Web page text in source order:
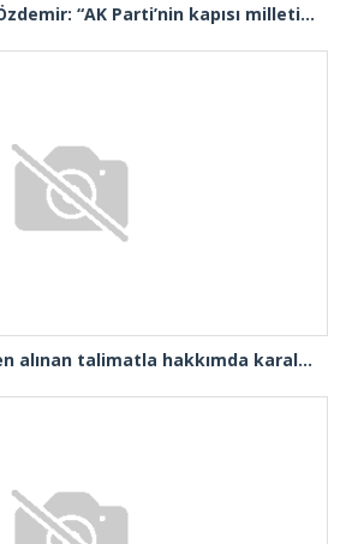
İl Başkanı Abdullah Özdemir: “AK Parti’nin kapısı milletine hizmet etmek isteyen herkese açıktır”
Şadi Yazıcı, “Silivri’den alınan talimatla hakkımda karalama kampanyası yürütülüyor”